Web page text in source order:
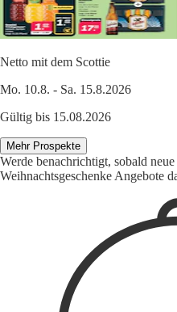
Netto mit dem Scottie
Mo. 10.8. - Sa. 15.8.2026
Gültig bis 15.08.2026
Mehr Prospekte
Werde benachrichtigt, sobald
Weihnachtsgeschenke Angebote